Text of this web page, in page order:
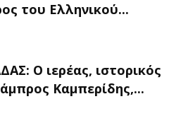
του Ελληνικού...
Ο ιερέας, ιστορικός
Καμπερίδης,...